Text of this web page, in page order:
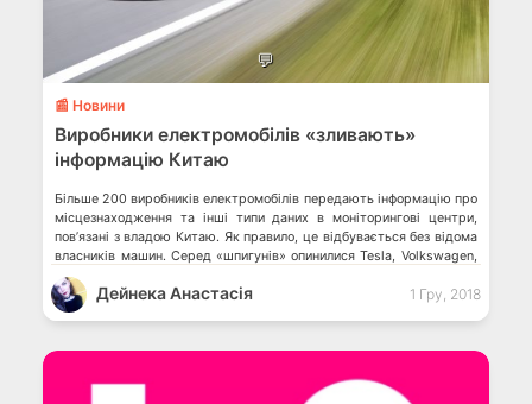
💬
📰 Новини
Виробники електромобілів «зливають»
інформацію Китаю
Більше 200 виробників електромобілів передають інформацію про
місцезнаходження та інші типи даних в моніторингові центри,
пов’язані з владою Китаю. Як правило, це відбувається без відома
власників машин. Серед «шпигунів» опинилися Tesla, Volkswagen,
BMW, Daimler, Ford, General Motors, Nissan, Mitsubishi та інші. Самі
автовиробники стверджують, що просто підкоряються місцевим
законам, які поширюються виключно на транспортні засоби, що
Дейнека Анастасiя 1 Гру, 2018